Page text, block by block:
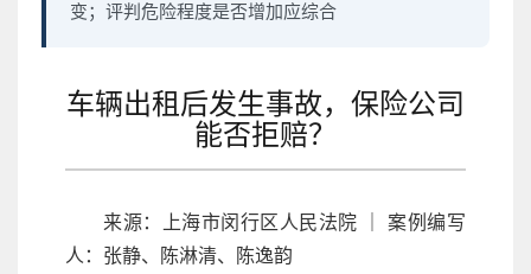
变；评判危险程度是否增加应综合
车辆出租后发生事故，保险公司
能否拒赔？
来源：上海市闵行区人民法院 ｜ 案例编写
人：张静、陈淋清、陈逸韵